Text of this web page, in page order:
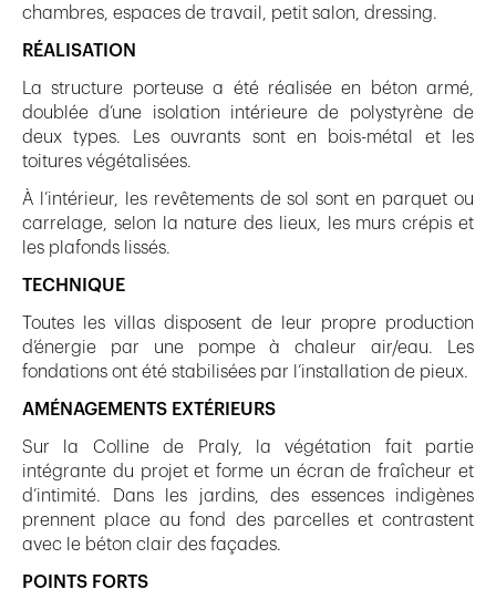
chambres, espaces de travail, petit salon, dressing.
RÉALISATION
La structure porteuse a été réalisée en béton armé,
doublée d’une isolation intérieure de polystyrène de
deux types. Les ouvrants sont en bois-métal et les
toitures végétalisées.
À l’intérieur, les revêtements de sol sont en parquet ou
carrelage, selon la nature des lieux, les murs crépis et
les plafonds lissés.
TECHNIQUE
Toutes les villas disposent de leur propre production
d’énergie par une pompe à chaleur air/eau. Les
fondations ont été stabilisées par l’installation de pieux.
AMÉNAGEMENTS EXTÉRIEURS
Sur la Colline de Praly, la végétation fait partie
intégrante du projet et forme un écran de fraîcheur et
d’intimité. Dans les jardins, des essences indigènes
prennent place au fond des parcelles et contrastent
avec le béton clair des façades.
POINTS FORTS